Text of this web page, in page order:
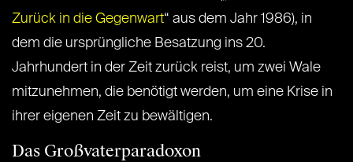
Zurück in die Gegenwart“ aus dem Jahr 1986), in
dem die ursprüngliche Besatzung ins 20.
Jahrhundert in der Zeit zurück reist, um zwei Wale
mitzunehmen, die benötigt werden, um eine Krise in
ihrer eigenen Zeit zu bewältigen.
Das Großvaterparadoxon